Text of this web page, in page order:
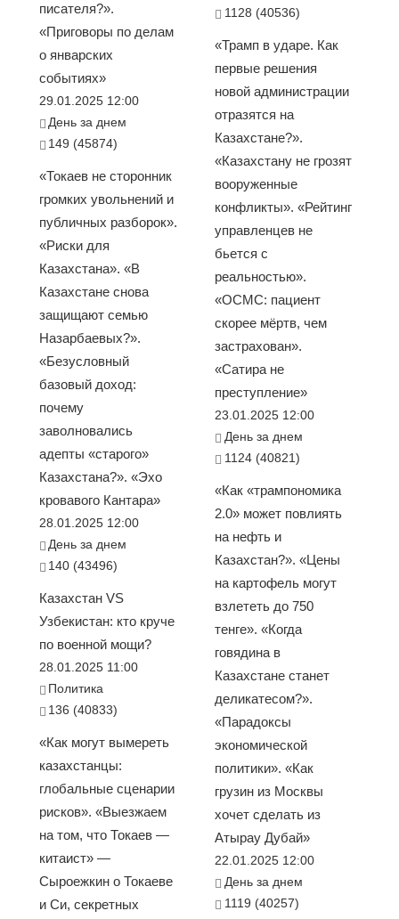
писателя?».
«Приговоры по делам
о январских
событиях»
29.01.2025 12:00
День за днем
149 (45874)
«Токаев не сторонник
громких увольнений и
публичных разборок».
«Риски для
Казахстана». «В
Казахстане снова
защищают семью
Назарбаевых?».
«Безусловный
базовый доход:
почему
заволновались
адепты «старого»
Казахстана?». «Эхо
кровавого Кантара»
28.01.2025 12:00
День за днем
140 (43496)
Казахстан VS
Узбекистан: кто круче
по военной мощи?
28.01.2025 11:00
Политика
136 (40833)
«Как могут вымереть
казахстанцы:
глобальные сценарии
рисков». «Выезжаем
на том, что Токаев —
китаист» —
Сыроежкин о Токаеве
и Си, секретных
1128 (40536)
«Трамп в ударе. Как
первые решения
новой администрации
отразятся на
Казахстане?».
«Казахстану не грозят
вооруженные
конфликты». «Рейтинг
управленцев не
бьется с
реальностью».
«ОСМС: пациент
скорее мёртв, чем
застрахован».
«Сатира не
преступление»
23.01.2025 12:00
День за днем
1124 (40821)
«Как «трампономика
2.0» может повлиять
на нефть и
Казахстан?». «Цены
на картофель могут
взлететь до 750
тенге». «Когда
говядина в
Казахстане станет
деликатесом?».
«Парадоксы
экономической
политики». «Как
грузин из Москвы
хочет сделать из
Атырау Дубай»
22.01.2025 12:00
День за днем
1119 (40257)